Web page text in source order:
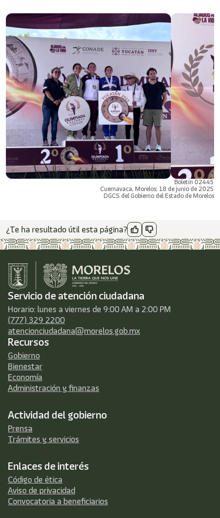
Boletín 02445
Cuernavaca, Morelos; 18 de junio de 2025
DGCS del Gobierno del Estado de Morelos
¿Te ha resultado útil esta página?
Servicio de atención ciudadana
Horario: lunes a viernes de 9:00 AM a 2:00 PM
(777) 329 2200
atencionciudadana@morelos.gob.mx
Recursos
Gobierno
Bienestar
Economía
Administración y finanzas
Actividad del gobierno
Prensa
Trámites y servicios
Enlaces de interés
Código de ética
Aviso de privacidad
Convocatoria a beneficiarios